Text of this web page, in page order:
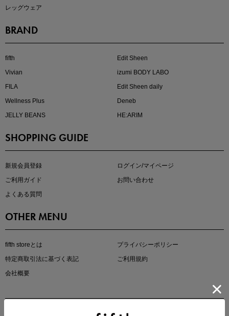
大人の着映えアイテム5選
マストバイアイテム
レッグウェア
BRAND
fifth
Edit Sheen
Vivian
izumi BODY LABO
FILA
Edit Sheen daily
Wellness Plus
Deneb
JELLY BEANS
HE:ARIM
SHOPPING GUIDE
新規会員登録
ログイン/マイページ
ご利用ガイド
お問い合わせ
よくある質問
OTHER MENU
fifth storeとは
プライバシーポリシー
特定商取引法に基づく表記
ご利用規約
会社概要